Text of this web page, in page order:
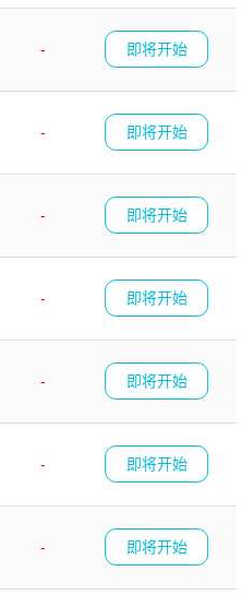
-
即将开始
-
即将开始
-
即将开始
-
即将开始
-
即将开始
-
即将开始
-
即将开始